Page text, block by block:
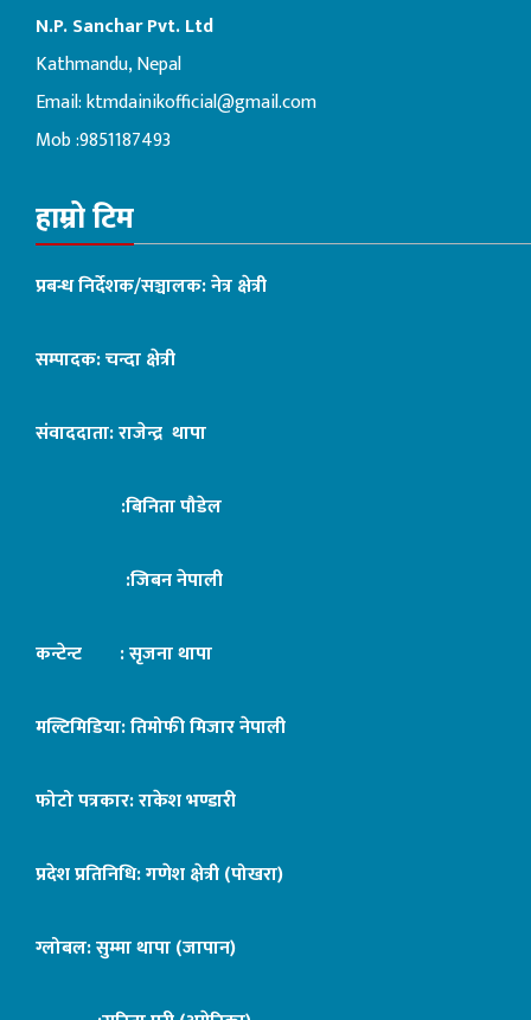
N.P. Sanchar Pvt. Ltd
Kathmandu, Nepal
Email:ktmdainikofficial@gmail.com
Mob :9851187493
हाम्रो टिम
प्रबन्ध निर्देशक/सञ्चालक: नेत्र क्षेत्री
सम्पादक: चन्दा क्षेत्री
संवाददाता: राजेन्द्र थापा
:बिनिता पौडेल
:जिबन नेपाली
कन्टेन्ट : सृजना थापा
मल्टिमिडिया: तिमोफी मिजार नेपाली
फोटो पत्रकार: राकेश भण्डारी
प्रदेश प्रतिनिधि: गणेश क्षेत्री (पोखरा)
ग्लोबल: सुम्मा थापा (जापान)